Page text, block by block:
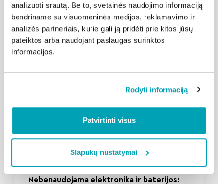
analizuoti srautą. Be to, svetainės naudojimo informaciją
bendriname su visuomeninės medijos, reklamavimo ir
analizės partneriais, kurie gali ją pridėti prie kitos jūsų
pateiktos arba naudojant paslaugas surinktos
informacijos.
Rodyti informaciją
Patvirtinti visus
Slapukų nustatymai
Susijusios naujienos
" loading="lazy"/>
2026-08-06
Nebenaudojama elektronika ir baterijos: